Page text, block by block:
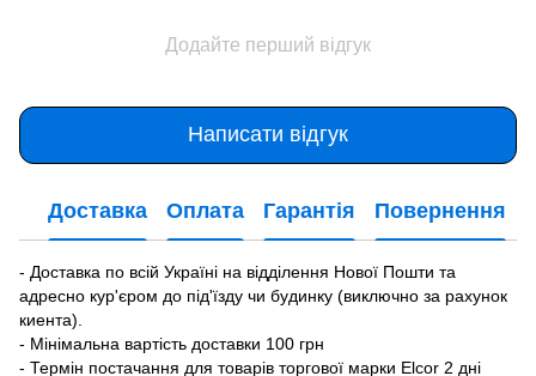
Додайте перший відгук
Написати відгук
Доставка Оплата Гарантія Повернення
- Доставка по всій Україні на відділення Нової Пошти та
адресно кур'єром до під'їзду чи будинку (виключно за рахунок
киента).
- Мінімальна вартість доставки 100 грн
- Термін постачання для товарів торгової марки Elcor 2 дні